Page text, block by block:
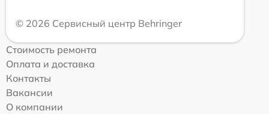
© 2026 Сервисный центр Behringer
Стоимость ремонта
Оплата и доставка
Контакты
Вакансии
О компании